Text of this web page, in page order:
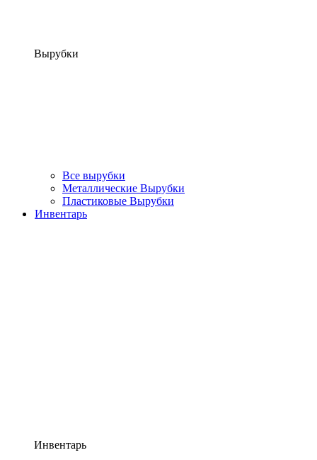
Вырубки
Все вырубки
Металлические Вырубки
Пластиковые Вырубки
Инвентарь
Инвентарь